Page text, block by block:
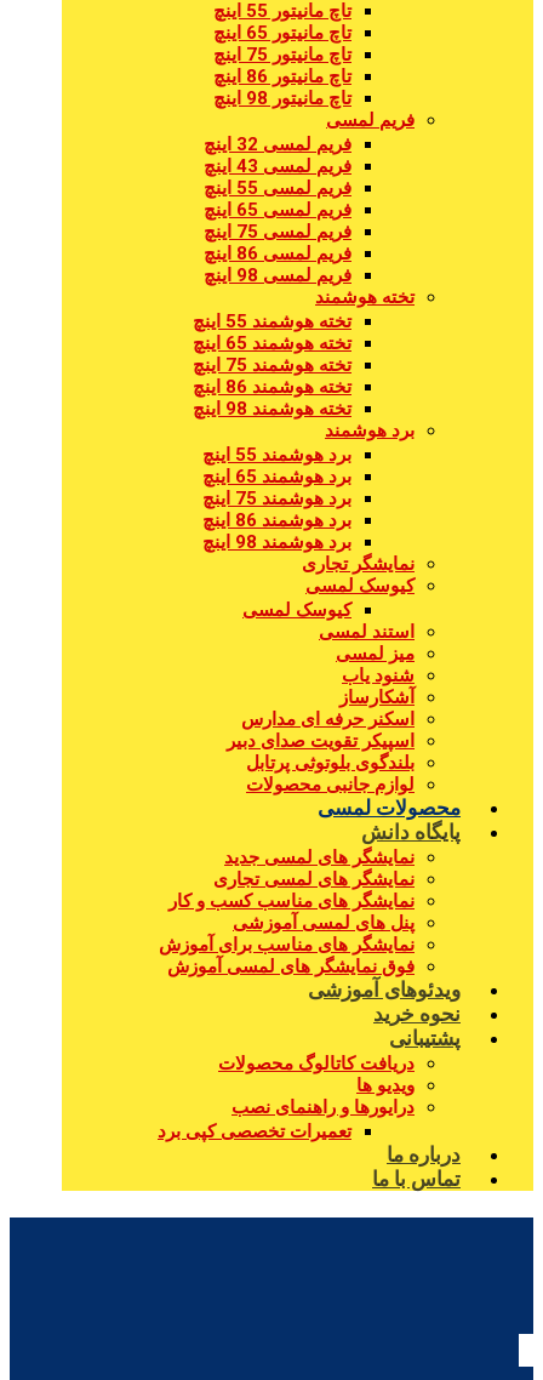
تاچ مانیتور 55 اینچ
تاچ مانیتور 65 اینچ
تاچ مانیتور 75 اینچ
تاچ مانیتور 86 اینچ
تاچ مانیتور 98 اینچ
فریم لمسی
فریم لمسی 32 اینچ
فریم لمسی 43 اینچ
فریم لمسی 55 اینچ
فریم لمسی 65 اینچ
فریم لمسی 75 اینچ
فریم لمسی 86 اینچ
فریم لمسی 98 اینچ
تخته هوشمند
تخته هوشمند 55 اینچ
تخته هوشمند 65 اینچ
تخته هوشمند 75 اینچ
تخته هوشمند 86 اینچ
تخته هوشمند 98 اینچ
برد هوشمند
برد هوشمند 55 اینچ
برد هوشمند 65 اینچ
برد هوشمند 75 اینچ
برد هوشمند 86 اینچ
برد هوشمند 98 اینچ
نمایشگر تجاری
کیوسک لمسی
کیوسک لمسی
استند لمسی
میز لمسی
شنود یاب
آشکارساز
اسکنر حرفه ای مدارس
اسپیکر تقویت صدای دبیر
بلندگوی بلوتوثی پرتابل
لوازم جانبی محصولات
محصولات لمسی
پایگاه دانش
نمایشگر های لمسی جدید
نمایشگر های لمسی تجاری
نمایشگر های مناسب کسب و کار
پنل های لمسی آموزشی
نمایشگر های مناسب برای آموزش
فوق نمایشگر های لمسی آموزش
ویدئوهای آموزشی
نحوه خرید
پشتیبانی
دریافت کاتالوگ محصولات
ویدیو ها
درایورها و راهنمای نصب
تعمیرات تخصصی کپی برد
درباره ما
تماس با ما